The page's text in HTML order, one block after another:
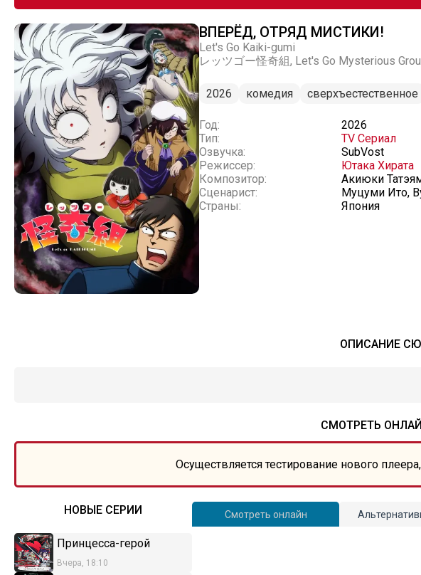
ВПЕРЁД, ОТРЯД МИСТИКИ!
Let's Go Kaiki-gumi
レッツゴー怪奇組, Let's Go Mysterious
2026 комедия сверхъестественное
Год:
2026
Тип:
TV Сериал
Озвучка:
SubVost
Режиссер:
Ютака Хирата
Композитор:
Акиюки
Сценарист:
Муцуми Ито,
Страны:
Япония
ОПИСАНИЕ
СМОТРЕТЬ
Осуществляется тестирование нового
НОВЫЕ СЕРИИ
Принцесса-герой
Вчера, 18:10
Смотреть онлайн